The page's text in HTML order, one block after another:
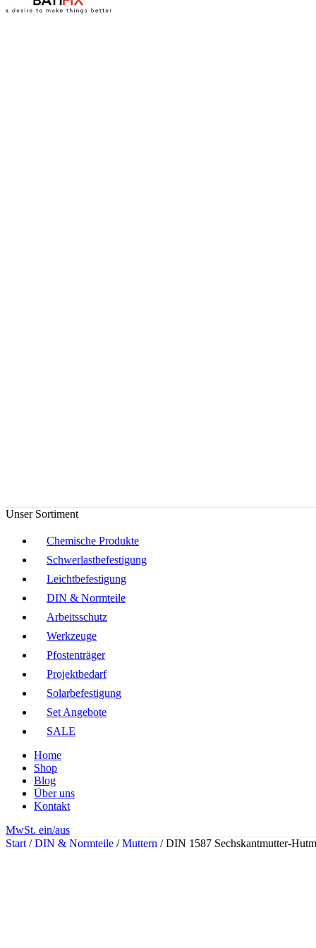
Unser Sortiment
Chemische Produkte
Schwerlastbefestigung
Leichtbefestigung
DIN & Normteile
Arbeitsschutz
Werkzeuge
Pfostenträger
Projektbedarf
Solarbefestigung
Set Angebote
SALE
Home
Shop
Blog
Über uns
Kontakt
MwSt. ein/aus
Start / DIN & Normteile / Muttern / DIN 1587 Sechskantmutter-